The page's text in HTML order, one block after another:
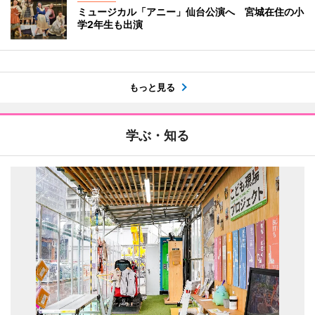
ミュージカル「アニー」仙台公演へ 宮城在住の小
学2年生も出演
もっと見る
学ぶ・知る